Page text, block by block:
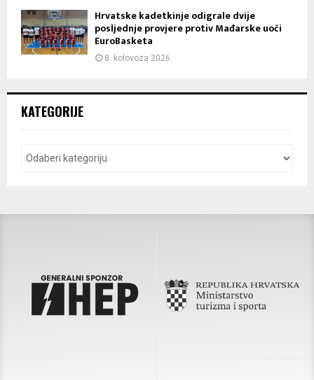
Hrvatske kadetkinje odigrale dvije
posljednje provjere protiv Mađarske uoči
EuroBasketa
8. kolovoza 2026.
KATEGORIJE